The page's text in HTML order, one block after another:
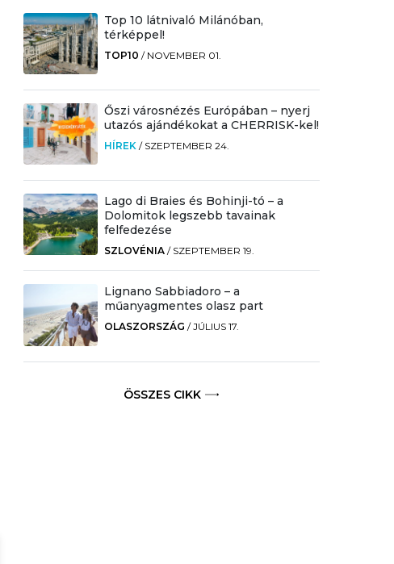
Top 10 látnivaló Milánóban,
térképpel!
TOP10 / NOVEMBER 01.
Őszi városnézés Európában – nyerj
utazós ajándékokat a CHERRISK-kel!
HÍREK / SZEPTEMBER 24.
Lago di Braies és Bohinji-tó – a
Dolomitok legszebb tavainak
felfedezése
SZLOVÉNIA / SZEPTEMBER 19.
Lignano Sabbiadoro – a
műanyagmentes olasz part
OLASZORSZÁG /JÚLIUS 17.
ÖSSZES CIKK